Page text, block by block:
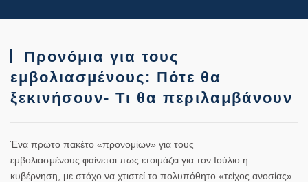
Προνόμια για τους
εμβολιασμένους: Πότε θα
ξεκινήσουν- Τι θα περιλαμβάνουν
Ένα πρώτο πακέτο «προνομίων» για τους
εμβολιασμένους φαίνεται πως ετοιμάζει για τον Ιούλιο η
κυβέρνηση, με στόχο να χτιστεί το πολυπόθητο «τείχος ανοσίας»